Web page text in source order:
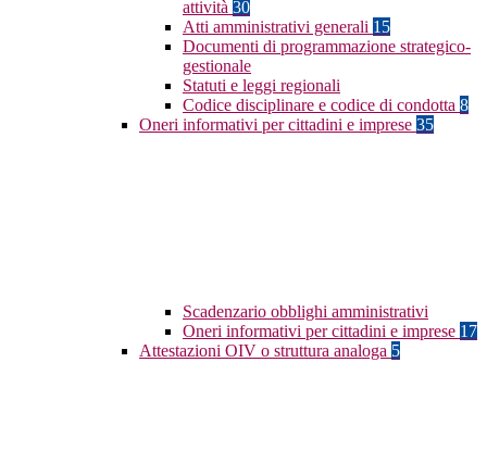
attività 30
Atti amministrativi generali 15
Documenti di programmazione strategico-
gestionale
Statuti e leggi regionali
Codice disciplinare e codice di condotta 8
Oneri informativi per cittadini e imprese 35
Scadenzario obblighi amministrativi
Oneri informativi per cittadini e imprese 17
Attestazioni OIV o struttura analoga 5